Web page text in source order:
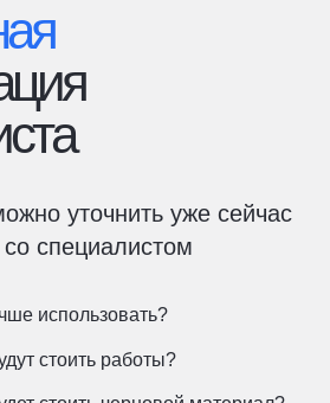
уточнить уже сейчас
специалистом
использовать?
стоить работы?